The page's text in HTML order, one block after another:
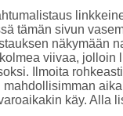
tämän sivun
näkymään
viivaa, jolloin
Ilmoita
mahdollisimman
käy. Alla